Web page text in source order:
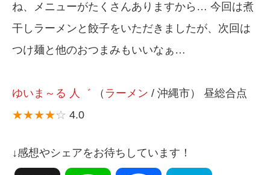
ね、メニューがたくさんありますから… 今回は煮
干しラーメンと餃子をいただきましたが、次回は
つけ麺と他のおつまみもいいなぁ…
ゆいま～る 人゛ （ ラーメン / 沖縄市） 昼総合点
★★★★☆ 4.0
↓感想やシェアをお待ちしています！